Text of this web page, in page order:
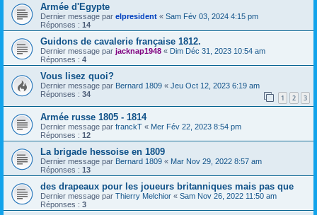
Armée d'Egypte
Dernier message par elpresident « Sam Fév 03, 2024 4:15 pm
Réponses : 14
Guidons de cavalerie française 1812.
Dernier message par jacknap1948 « Dim Déc 31, 2023 10:54 am
Réponses : 4
Vous lisez quoi?
Dernier message par Bernard 1809 « Jeu Oct 12, 2023 6:19 am
Réponses : 34 1 2 3
Armée russe 1805 - 1814
Dernier message par franckT « Mer Fév 22, 2023 8:54 pm
Réponses : 12
La brigade hessoise en 1809
Dernier message par Bernard 1809 « Mar Nov 29, 2022 8:57 am
Réponses : 13
des drapeaux pour les joueurs britanniques mais pas que
Dernier message par Thierry Melchior « Sam Nov 26, 2022 11:50 am
Réponses : 3